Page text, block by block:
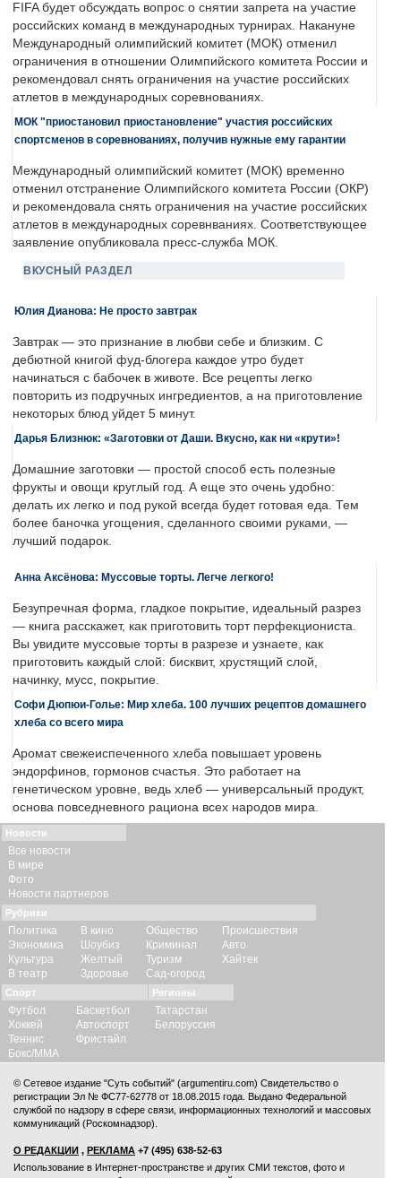
FIFA будет обсуждать вопрос о снятии запрета на участие
российских команд в международных турнирах. Накануне
Международный олимпийский комитет (МОК) отменил
ограничения в отношении Олимпийского комитета России и
рекомендовал снять ограничения на участие российских
атлетов в международных соревнованиях.
МОК "приостановил приостановление" участия российских
спортсменов в соревнованиях, получив нужные ему гарантии
Международный олимпийский комитет (МОК) временно
отменил отстранение Олимпийского комитета России (ОКР)
и рекомендовала снять ограничения на участие российских
атлетов в международных соревнваниях. Соответствующее
заявление опубликовала пресс-служба МОК.
ВКУСНЫЙ РАЗДЕЛ
Юлия Дианова: Не просто завтрак
Завтрак — это признание в любви себе и близким. С
дебютной книгой фуд-блогера каждое утро будет
начинаться с бабочек в животе. Все рецепты легко
повторить из подручных ингредиентов, а на приготовление
некоторых блюд уйдет 5 минут.
Дарья Близнюк: «Заготовки от Даши. Вкусно, как ни «крути»!
Домашние заготовки — простой способ есть полезные
фрукты и овощи круглый год. А еще это очень удобно:
делать их легко и под рукой всегда будет готовая еда. Тем
более баночка угощения, сделанного своими руками, —
лучший подарок.
Анна Аксёнова: Муссовые торты. Легче легкого!
Безупречная форма, гладкое покрытие, идеальный разрез
— книга расскажет, как приготовить торт перфекциониста.
Вы увидите муссовые торты в разрезе и узнаете, как
приготовить каждый слой: бисквит, хрустящий слой,
начинку, мусс, покрытие.
Софи Дюпюи-Голье: Мир хлеба. 100 лучших рецептов домашнего
хлеба со всего мира
Аромат свежеиспеченного хлеба повышает уровень
эндорфинов, гормонов счастья. Это работает на
генетическом уровне, ведь хлеб — универсальный продукт,
основа повседневного рациона всех народов мира.
Новости
Все новости
В мире
Фото
Новости партнеров
Рубрики
Политика
Экономика
Культура
В театр
В кино
Шоубиз
Желтый
Здоровье
Общество
Криминал
Туризм
Сад-огород
Происшествия
Авто
Хайтек
Спорт
Футбол
Хоккей
Теннис
Бокс/ММА
Баскетбол
Автоспорт
Фристайл
Регионы
Татарстан
Белоруссия
© Сетевое издание "Суть событий" (argumentiru.com) Свидетельство о
регистрации Эл № ФС77-62778 от 18.08.2015 года. Выдано Федеральной
службой по надзору в сфере связи, информационных технологий и массовых
коммуникаций (Роскомнадзор).
О РЕДАКЦИИ , РЕКЛАМА +7 (495) 638-52-63
Использование в Интернет-пространстве и других СМИ текстов, фото и